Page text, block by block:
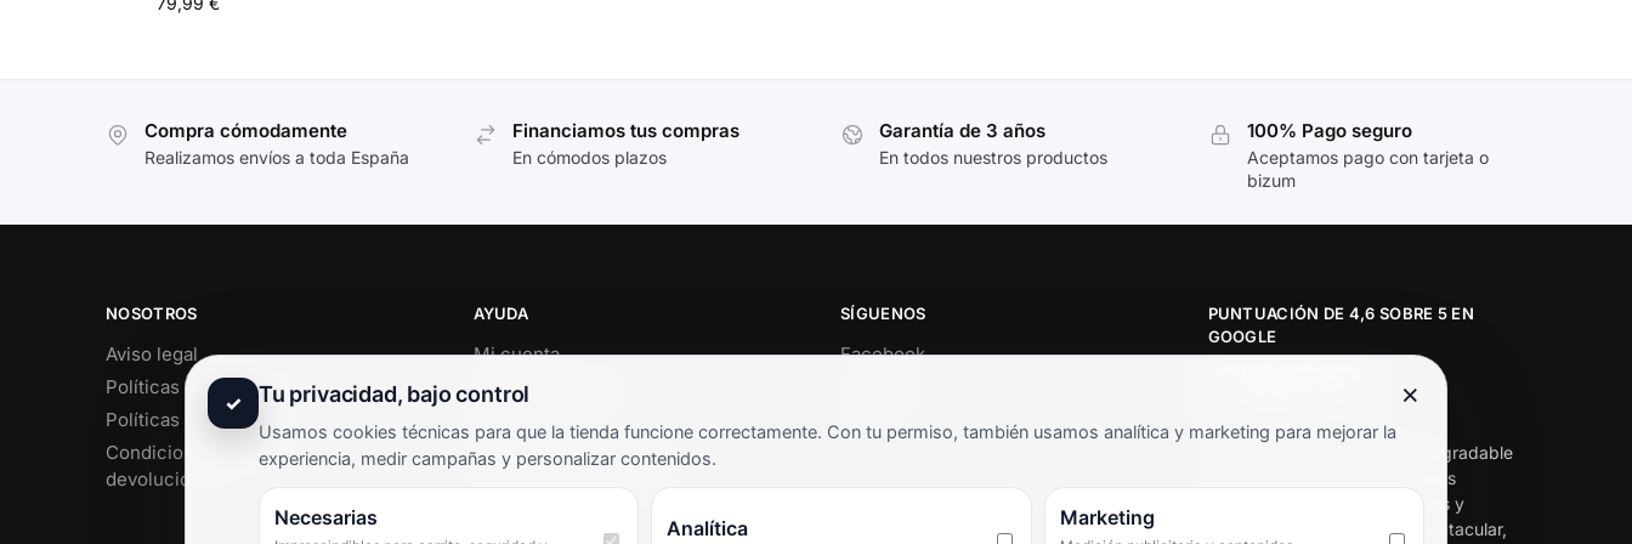
Compra cómodamente
Realizamos envíos a toda España
Financiamos tus compras
En cómodos plazos
Garantía de 3 años
En todos nuestros productos
100% Pago seguro
Aceptamos pago con tarjeta o
bizum
NOSOTROS
Aviso legal
Políticas de privacidad
Políticas de cookies
Condiciones de envío y
devoluciones
AYUDA
Mi cuenta
Soporte al cliente
Términos y condiciones
Preguntas frecuentes
SÍGUENOS
Facebook
PUNTUACIÓN DE 4,6 SOBRE 5 EN
GOOGLE
★★★★★
«Servicio de calidad y trato agradable
con precios excelentes. Hemos
comprado en varias ocasiones y
siempre dan respuesta. Espectacular,
✓ Tu privacidad, bajo control ×
Usamos cookies técnicas para que la tienda funcione correctamente. Con tu permiso, también usamos analítica y marketing para mejorar la
experiencia, medir campañas y personalizar contenidos.
Necesarias Analítica Marketing